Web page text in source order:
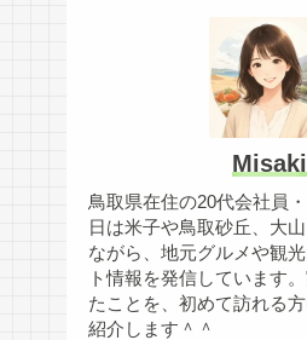
Misaki
鳥取県在住の20代会社員
日は米子や鳥取砂丘、大
ながら、地元グルメや観
ト情報を発信しています
たことを、初めて訪れる
紹介します＾＾